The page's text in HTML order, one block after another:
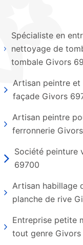
Spécialiste en
nettoyage de
tombale Givors
Artisan peintre et
façade Givors
Artisan peintre
ferronnerie
Société peinture
69700
Artisan habillage
planche de rive
Entreprise petite
tout genre